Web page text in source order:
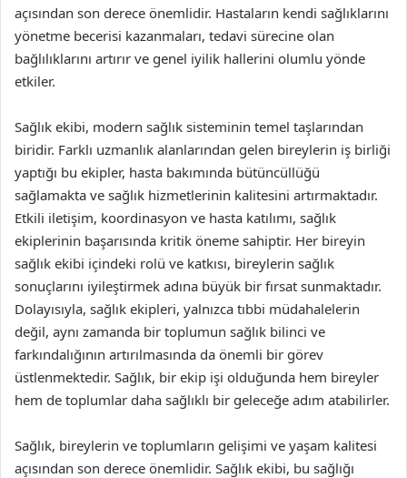
açısından son derece önemlidir. Hastaların kendi sağlıklarını
yönetme becerisi kazanmaları, tedavi sürecine olan
bağlılıklarını artırır ve genel iyilik hallerini olumlu yönde
etkiler.
Sağlık ekibi, modern sağlık sisteminin temel taşlarından
biridir. Farklı uzmanlık alanlarından gelen bireylerin iş birliği
yaptığı bu ekipler, hasta bakımında bütüncüllüğü
sağlamakta ve sağlık hizmetlerinin kalitesini artırmaktadır.
Etkili iletişim, koordinasyon ve hasta katılımı, sağlık
ekiplerinin başarısında kritik öneme sahiptir. Her bireyin
sağlık ekibi içindeki rolü ve katkısı, bireylerin sağlık
sonuçlarını iyileştirmek adına büyük bir fırsat sunmaktadır.
Dolayısıyla, sağlık ekipleri, yalnızca tıbbi müdahalelerin
değil, aynı zamanda bir toplumun sağlık bilinci ve
farkındalığının artırılmasında da önemli bir görev
üstlenmektedir. Sağlık, bir ekip işi olduğunda hem bireyler
hem de toplumlar daha sağlıklı bir geleceğe adım atabilirler.
Sağlık, bireylerin ve toplumların gelişimi ve yaşam kalitesi
açısından son derece önemlidir. Sağlık ekibi, bu sağlığı